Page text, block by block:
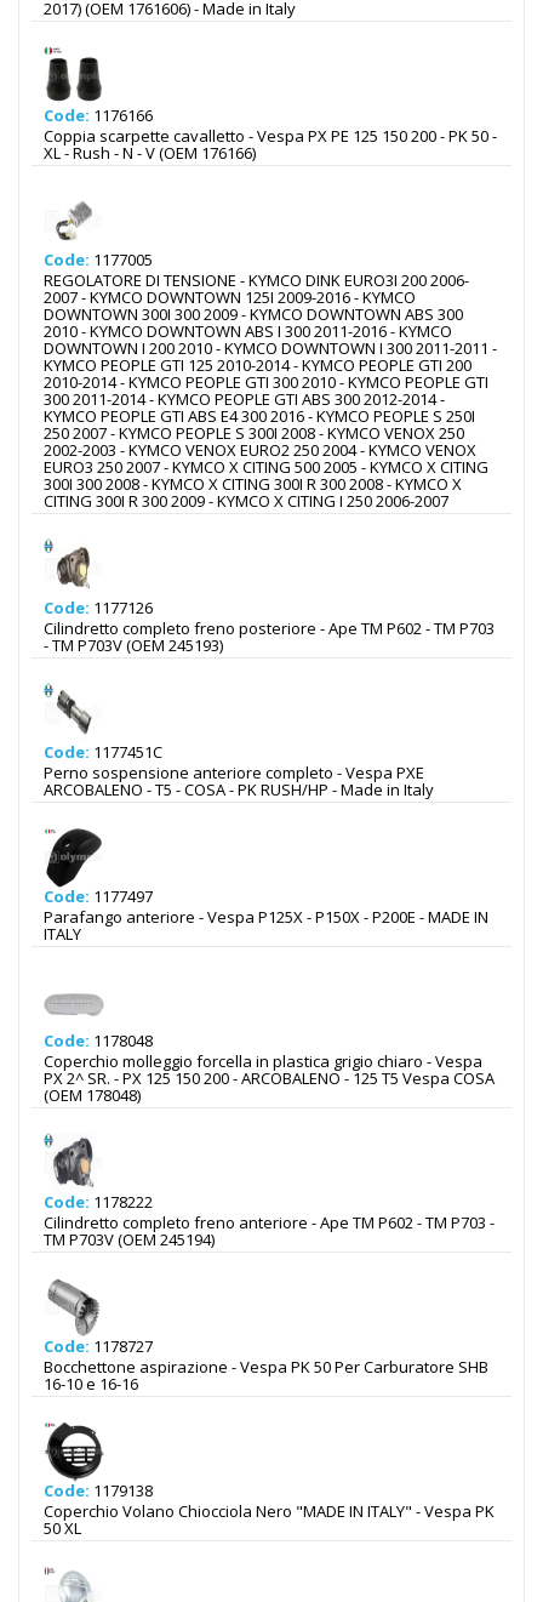
2017) (OEM 1761606) - Made in Italy
Code: 1176166
Coppia scarpette cavalletto - Vespa PX PE 125 150 200 - PK 50 -
XL - Rush - N - V (OEM 176166)
Code: 1177005
REGOLATORE DI TENSIONE - KYMCO DINK EURO3I 200 2006-
2007 - KYMCO DOWNTOWN 125I 2009-2016 - KYMCO
DOWNTOWN 300I 300 2009 - KYMCO DOWNTOWN ABS 300
2010 - KYMCO DOWNTOWN ABS I 300 2011-2016 - KYMCO
DOWNTOWN I 200 2010 - KYMCO DOWNTOWN I 300 2011-2011 -
KYMCO PEOPLE GTI 125 2010-2014 - KYMCO PEOPLE GTI 200
2010-2014 - KYMCO PEOPLE GTI 300 2010 - KYMCO PEOPLE GTI
300 2011-2014 - KYMCO PEOPLE GTI ABS 300 2012-2014 -
KYMCO PEOPLE GTI ABS E4 300 2016 - KYMCO PEOPLE S 250I
250 2007 - KYMCO PEOPLE S 300I 2008 - KYMCO VENOX 250
2002-2003 - KYMCO VENOX EURO2 250 2004 - KYMCO VENOX
EURO3 250 2007 - KYMCO X CITING 500 2005 - KYMCO X CITING
300I 300 2008 - KYMCO X CITING 300I R 300 2008 - KYMCO X
CITING 300I R 300 2009 - KYMCO X CITING I 250 2006-2007
Code: 1177126
Cilindretto completo freno posteriore - Ape TM P602 - TM P703
- TM P703V (OEM 245193)
Code: 1177451C
Perno sospensione anteriore completo - Vespa PXE
ARCOBALENO - T5 - COSA - PK RUSH/HP - Made in Italy
Code: 1177497
Parafango anteriore - Vespa P125X - P150X - P200E - MADE IN
ITALY
Code: 1178048
Coperchio molleggio forcella in plastica grigio chiaro - Vespa
PX 2^ SR. - PX 125 150 200 - ARCOBALENO - 125 T5 Vespa COSA
(OEM 178048)
Code: 1178222
Cilindretto completo freno anteriore - Ape TM P602 - TM P703 -
TM P703V (OEM 245194)
Code: 1178727
Bocchettone aspirazione - Vespa PK 50 Per Carburatore SHB
16-10 e 16-16
Code: 1179138
Coperchio Volano Chiocciola Nero "MADE IN ITALY" - Vespa PK
50 XL